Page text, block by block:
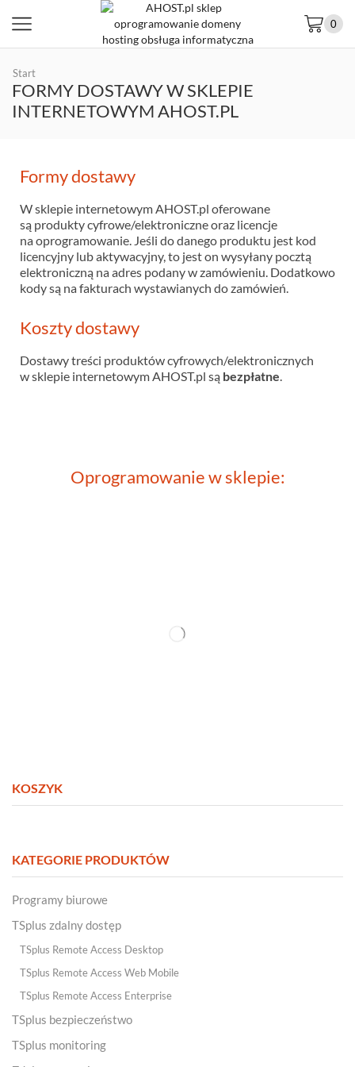
0
Start
FORMY DOSTAWY W SKLEPIE
INTERNETOWYM AHOST.PL
Formy dostawy
W sklepie internetowym AHOST.pl oferowane
są produkty cyfrowe/elektroniczne oraz licencje
na oprogramowanie. Jeśli do danego produktu jest kod
licencyjny lub aktywacyjny, to jest on wysyłany pocztą
elektroniczną na adres podany w zamówieniu. Dodatkowo
kody są na fakturach wystawianych do zamówień.
Koszty dostawy
Dostawy treści produktów cyfrowych/elektronicznych
w sklepie internetowym AHOST.pl są bezpłatne
Oprogramowanie w sklepie:
KOSZYK
KATEGORIE PRODUKTÓW
Programy biurowe
TSplus zdalny dostęp
TSplus Remote Access Desktop
TSplus Remote Access Web Mobile
TSplus Remote Access Enterprise
TSplus bezpieczeństwo
TSplus monitoring